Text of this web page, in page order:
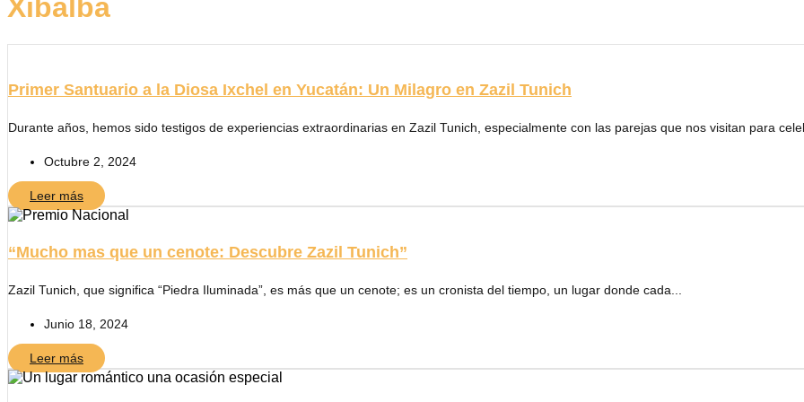
Xibalba
Primer Santuario a la Diosa Ixchel en Yucatán: Un Milagro en Zazil Tunich
Durante años, hemos sido testigos de experiencias extraordinarias en Zazil Tunich, especialmente con las parejas que nos visitan para
Octubre 2, 2024
Leer más
“Mucho mas que un cenote: Descubre Zazil Tunich”
Zazil Tunich, que significa “Piedra Iluminada”, es más que un cenote; es un cronista del tiempo, un lugar donde cada...
Junio 18, 2024
Leer más